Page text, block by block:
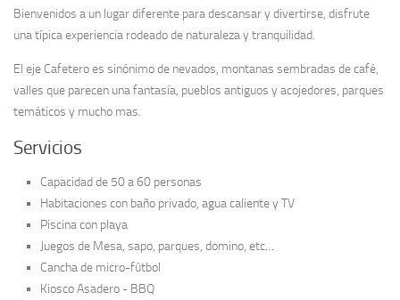
Bienvenidos a un lugar diferente para descansar y divertirse, disfrute
una típica experiencia rodeado de naturaleza y tranquilidad.
El eje Cafetero es sinónimo de nevados, montanas sembradas de café,
valles que parecen una fantasía, pueblos antiguos y acojedores, parques
temáticos y mucho mas.
Servicios
Capacidad de 50 a 60 personas
Habitaciones con baño privado, agua caliente y TV
Piscina con playa
Juegos de Mesa, sapo, parques, domino, etc…
Cancha de micro-fútbol
Kiosco Asadero - BBQ